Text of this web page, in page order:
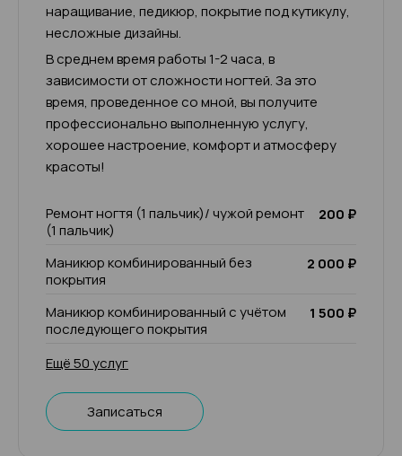
наращивание, педикюр, покрытие под кутикулу,
несложные дизайны.
В среднем время работы 1-2 часа, в
зависимости от сложности ногтей. За это
время, проведенное со мной, вы получите
профессионально выполненную услугу,
хорошее настроение, комфорт и атмосферу
красоты!
Ремонт ногтя (1 пальчик)/ чужой ремонт
(1 пальчик)
200 ₽
Маникюр комбинированный без
покрытия
2 000 ₽
Маникюр комбинированный с учётом
последующего покрытия
1 500 ₽
Ещё 50 услуг
Записаться